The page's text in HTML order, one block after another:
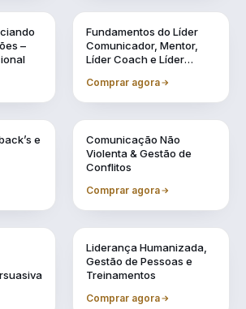
–
Fundamentos do Líder
Comunicador, Mentor,
Líder Coach e Líder
Comprar agora
e
Comunicação Não
Violenta & Gestão de
Conflitos
Comprar agora
Liderança Humanizada,
Gestão de Pessoas e
Treinamentos
Comprar agora